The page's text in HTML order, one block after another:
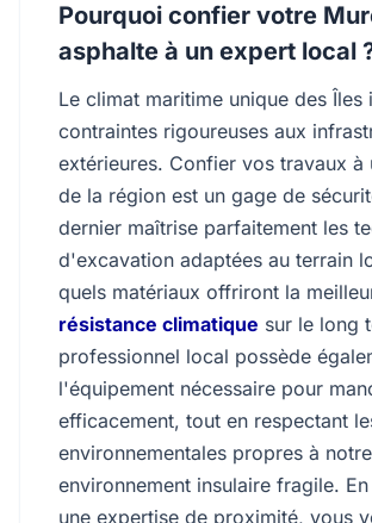
Pourquoi confier votre
asphalte à un expert local
Le climat maritime unique des Îles
contraintes rigoureuses aux
extérieures. Confier vos travaux à
de la région est un gage de
dernier maîtrise parfaitement les
d'excavation adaptées au terrain
quels matériaux offriront la
résistance climatique sur le long
professionnel local possède
l'équipement nécessaire pour
efficacement, tout en respectant
environnementales propres à notre
environnement insulaire fragile.
une expertise de proximité, vous